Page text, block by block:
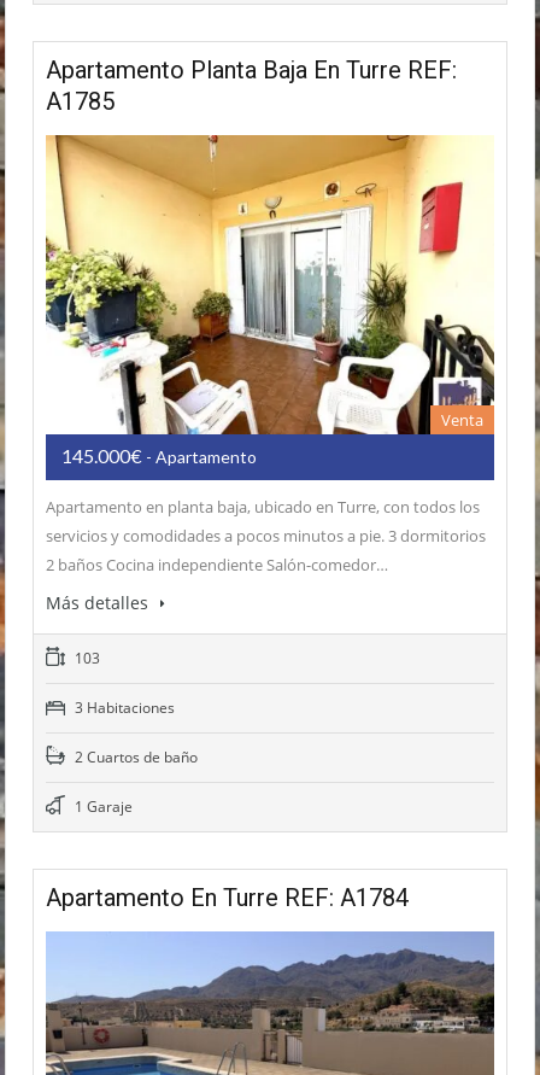
Apartamento Planta Baja En Turre REF:
A1785
Venta
145.000€ - Apartamento
Apartamento en planta baja, ubicado en Turre, con todos los
servicios y comodidades a pocos minutos a pie. 3 dormitorios
2 baños Cocina independiente Salón-comedor…
Más detalles
103
3 Habitaciones
2 Cuartos de baño
1 Garaje
Apartamento En Turre REF: A1784